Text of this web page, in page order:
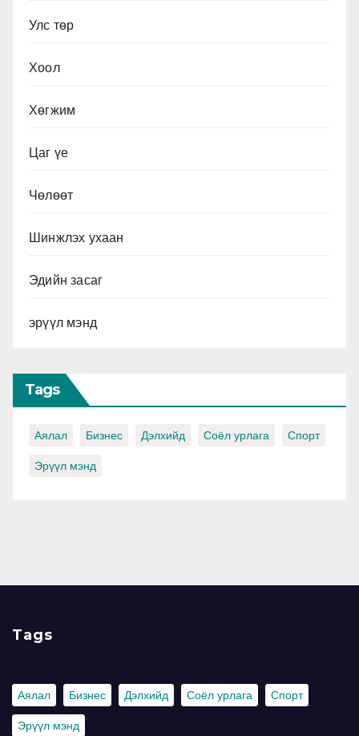
Улс төр
Хоол
Хөгжим
Цаг үе
Чөлөөт
Шинжлэх ухаан
Эдийн засаг
эрүүл мэнд
Tags
Аялал Бизнес Дэлхийд Соёл урлага Спорт
Эрүүл мэнд
Tags
Аялал Бизнес Дэлхийд Соёл урлага Спорт
Эрүүл мэнд